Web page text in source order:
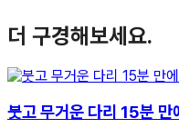
더 구경해보세요.
붓고 무거운 다리 15분 만